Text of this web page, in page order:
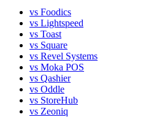
vs Foodics
vs Lightspeed
vs Toast
vs Square
vs Revel Systems
vs Moka POS
vs Qashier
vs Oddle
vs StoreHub
vs Zeoniq